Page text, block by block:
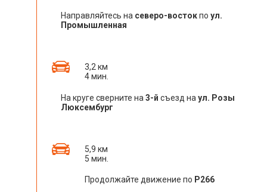
Направляйтесь на северо-востокпо ул.
Промышленная
3,2 км
4 мин.
На круге сверните на 3-й съезд на ул. Розы
Люксембург
5,9 км
5 мин.
Продолжайте движение по Р266